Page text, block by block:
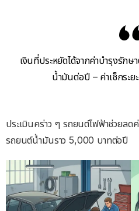
เงินที่ประหยัดได้จากค่าบำรุงรักษ
น้ำมันต่อปี – ค่าเช็กระย
ประเมินคร่าว ๆ รถยนต์ไฟฟ้าช่วยลด
รถยนต์น้ำมันราว 5,000 บาทต่อปี